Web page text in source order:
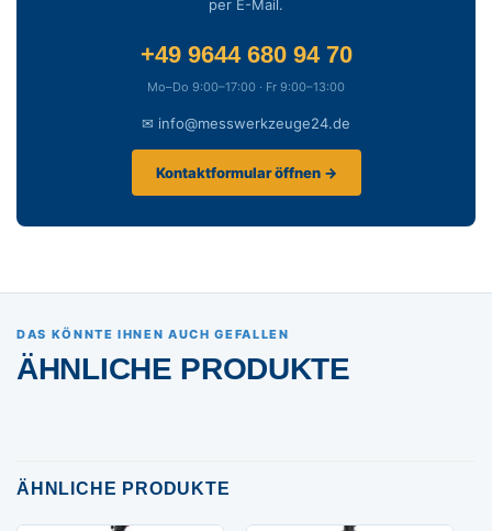
per E-Mail.
+49 9644 680 94 70
Mo–Do 9:00–17:00 · Fr 9:00–13:00
✉ info@messwerkzeuge24.de
Kontaktformular öffnen →
DAS KÖNNTE IHNEN AUCH GEFALLEN
ÄHNLICHE PRODUKTE
ÄHNLICHE PRODUKTE